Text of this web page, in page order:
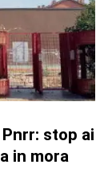
stop ai
in mora